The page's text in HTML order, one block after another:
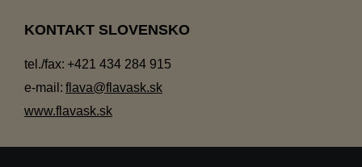
KONTAKT SLOVENSKO
tel./fax: +421 434 284 915
e-mail: flava@flavask.sk
www.flavask.sk